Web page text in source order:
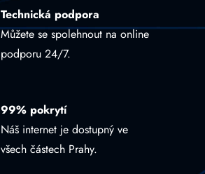
Technická podpora
Můžete se spolehnout na online
podporu 24/7.
99% pokrytí
Náš internet je dostupný ve
všech částech Prahy.